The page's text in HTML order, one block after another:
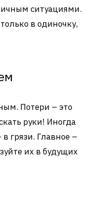
ситуациями.
в одиночку,
Потери – это
руки! Иногда
грязи. Главное –
их в будущих